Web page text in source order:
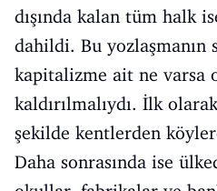
dışında kalan tüm halk
dahildi. Bu yozlaşmanın
kapitalizme ait ne varsa
kaldırılmalıydı. İlk
şekilde kentlerden
Daha sonrasında ise